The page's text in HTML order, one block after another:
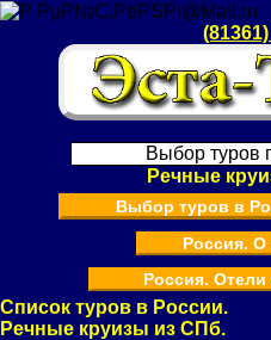
Выбор туров
Речные
Выбор туров в
Россия. О
Россия.
Список туров в России.
Речные круизы из СПб.